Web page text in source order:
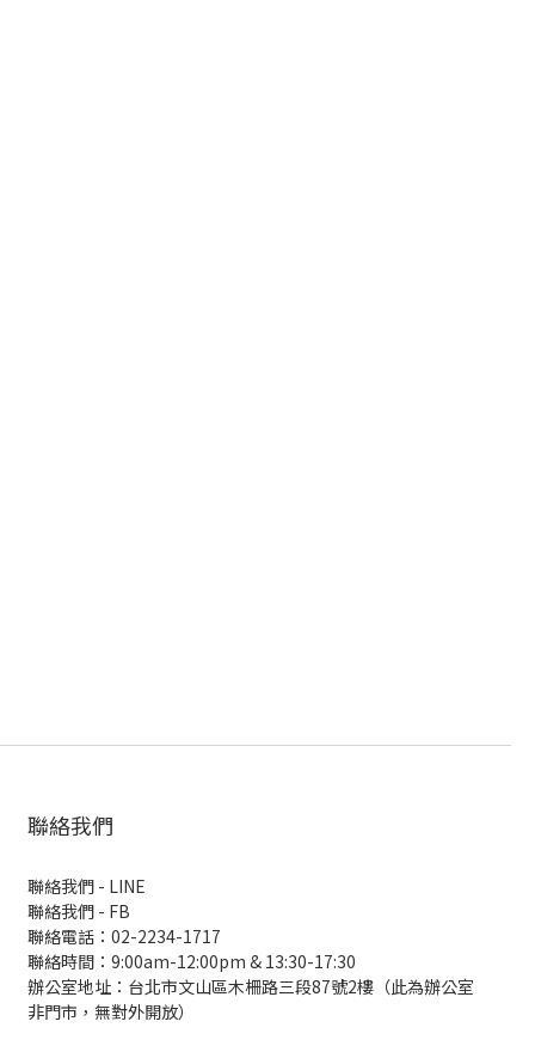
聯絡我們
聯絡我們 - LINE
聯絡我們 - FB
聯絡電話：02-2234-1717
聯絡時間：9:00am-12:00pm & 13:30-17:30
辦公室地址：台北市文山區木柵路三段87號2樓（此為辦公室
非門市，無對外開放）